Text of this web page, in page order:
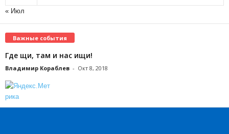
« Июл
Важные события
Где щи, там и нас ищи!
Владимир Кораблев - Окт 8, 2018